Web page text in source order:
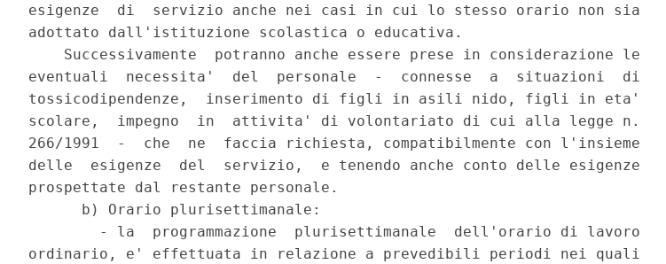
esigenze  di  servizio anche nei casi in cui lo stesso orario non sia
adottato dall'istituzione scolastica o educativa.
    Successivamente  potranno anche essere prese in considerazione le
eventuali  necessita'  del  personale  -  connesse  a  situazioni  di
tossicodipendenze,  inserimento di figli in asili nido, figli in eta'
scolare,  impegno  in  attivita' di volontariato di cui alla legge n.
266/1991  -  che  ne  faccia richiesta, compatibilmente con l'insieme
delle  esigenze  del  servizio,  e tenendo anche conto delle esigenze
prospettate dal restante personale.
      b) Orario plurisettimanale:
        - la  programmazione  plurisettimanale  dell'orario di lavoro
ordinario, e' effettuata in relazione a prevedibili periodi nei quali